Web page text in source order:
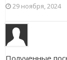
29 ноября, 2024
Полученные